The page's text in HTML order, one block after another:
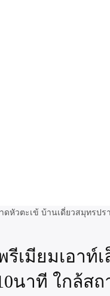
เมียมเอาท์
นาที ใกล้สถ